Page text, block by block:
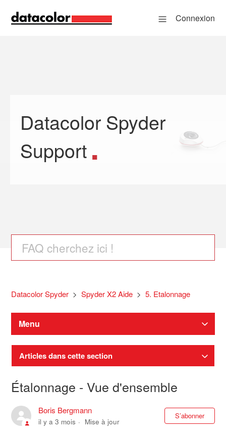
Connexion
Datacolor Spyder
Support
Recherche
Datacolor Spyder Spyder X2 Aide 5. Etalonnage
Menu
Articles dans cette section
Étalonnage - Vue d'ensemble
Boris Bergmann
il y a 3 mois Mise à jour
S’abonner